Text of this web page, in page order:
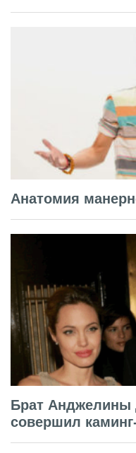
Анатомия
Брат Анджелины
совершил